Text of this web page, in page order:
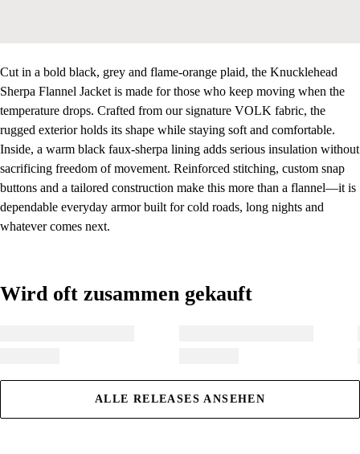
Cut in a bold black, grey and flame-orange plaid, the Knucklehead
Sherpa Flannel Jacket is made for those who keep moving when the
temperature drops. Crafted from our signature VOLK fabric, the
rugged exterior holds its shape while staying soft and comfortable.
Inside, a warm black faux-sherpa lining adds serious insulation without
sacrificing freedom of movement. Reinforced stitching, custom snap
buttons and a tailored construction make this more than a flannel—it is
dependable everyday armor built for cold roads, long nights and
whatever comes next.
Wird oft zusammen gekauft
Wird oft zusammen gekauft
ALLE RELEASES ANSEHEN